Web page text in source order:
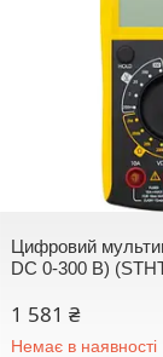
Цифровий
DC 0-300 В)
1 581 ₴
Немає в наявності